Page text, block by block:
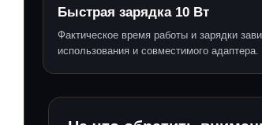
Быстрая зарядка 10 Вт
Фактическое время работы и зарядки
использования и совместимого адаптера.